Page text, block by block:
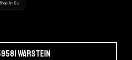
Shop in EU
Warstein